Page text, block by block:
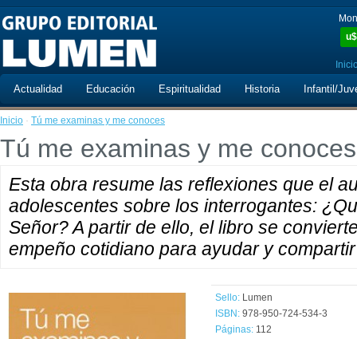
u$
Actualidad Educación Espiritualidad Historia Infantil/
Inicio · Tú me examinas y me conoces
Tú me examinas y me conoces
Esta obra resume las reflexiones que el
adolescentes sobre los interrogantes:
Señor? A partir de ello, el libro se
empeño cotidiano para ayudar y
Sello: Lumen
ISBN: 978-950-724-534-3
Páginas: 112